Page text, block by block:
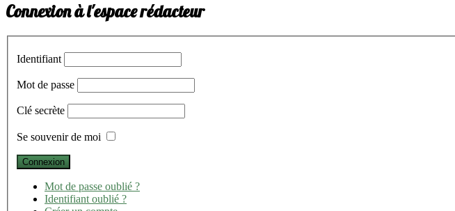
Connexion à l'espace rédacteur
Identifiant
Mot de passe
Clé secrète
Se souvenir de moi
Mot de passe oublié ?
Identifiant oublié ?